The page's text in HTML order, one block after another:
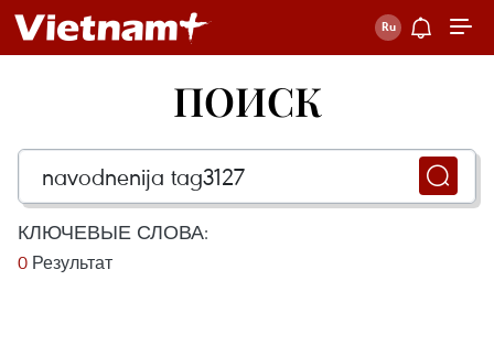
ПОИСК
КЛЮЧЕВЫЕ СЛОВА:
0 Результат